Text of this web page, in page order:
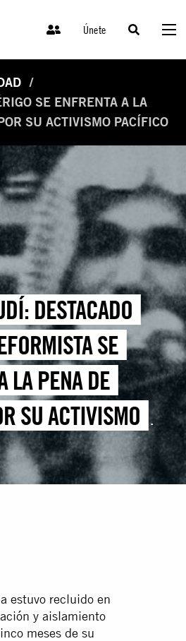
Únete
SE ENFRENTA A LA
SU ACTIVISMO PACÍFICO
DESTACADO
SE
LA PENA DE
SU ACTIVISMO
estuvo recluido en
y aislamiento
meses de su